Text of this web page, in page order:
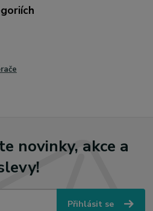
novinky, akce a
Přihlásit se